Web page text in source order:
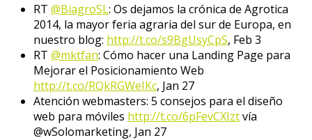
RT @BiagroSL: Os dejamos la crónica de Agrotica
2014, la mayor feria agraria del sur de Europa, en
nuestro blog: http://t.co/s9BgUsyCpS, Feb 3
RT @mktfan: Cómo hacer una Landing Page para
Mejorar el Posicionamiento Web
http://t.co/RQkRGWeIKc, Jan 27
Atención webmasters: 5 consejos para el diseño
web para móviles http://t.co/6pFevCXIztvía
@wSolomarketing, Jan 27